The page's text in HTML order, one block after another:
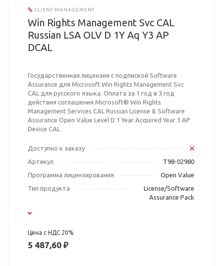
CLIENT MANAGEMENT
Win Rights Management Svc CAL
Russian LSA OLV D 1Y Aq Y3 AP
DCAL
Государственная лицензия с подпиской Software
Assurance для Microsoft Win Rights Management Svc
CAL для русского языка. Оплата за 1 год в 3 год
действия соглашения.Microsoft® Win Rights
Management Services CAL Russian License & Software
Assurance Open Value Level D 1 Year Acquired Year 3 AP
Device CAL
Доступно к заказу
Артикул
T98-02980
Программа лицензирования
Open Value
Тип продукта
License/Software
Assurance Pack
Цена с НДС 20%
5 487,60 ₽